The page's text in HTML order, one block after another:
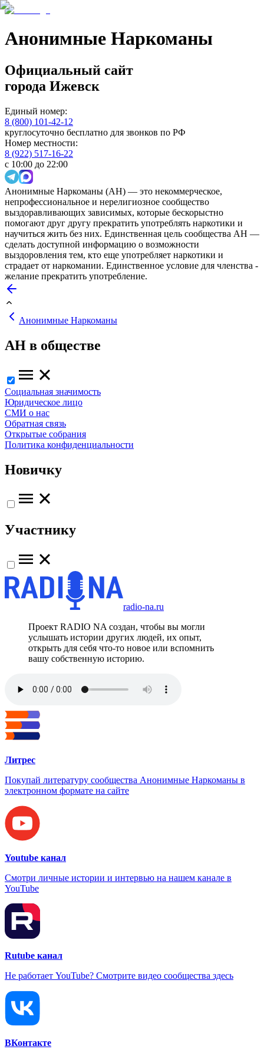
Анонимные Наркоманы
Официальный сайт
города Ижевск
Единый номер:
8 (800) 101-42-12
круглосуточно бесплатно для звонков по РФ
Номер местности:
8 (922) 517-16-22
с 10:00 до 22:00
Анонимные Наркоманы (АН) — это некоммерческое,
непрофессиональное и нерелигиозное сообщество
выздоравливающих зависимых, которые бескорыстно
помогают друг другу прекратить употреблять наркотики и
научиться жить без них. Единственная цель сообщества АН —
сделать доступной информацию о возможности
выздоровления тем, кто еще употребляет наркотики и
страдает от наркомании. Единственное условие для членства -
желание прекратить употребление.
Анонимные Наркоманы
АН в обществе
Социальная значимость
Юридическое лицо
СМИ о нас
Обратная связь
Открытые собрания
Политика конфиденциальности
Новичку
Участнику
radio-na.ru
Проект RADIO NA создан, чтобы вы могли
услышать истории других людей, их опыт,
открыть для себя что-то новое или вспомнить
вашу собственную историю.
Литрес
Покупай литературу сообщества Анонимные Наркоманы в
электронном формате на сайте
Youtube канал
Смотри личные истории и интервью на нашем канале в
YouTube
Rutube канал
Не работает YouTube? Смотрите видео сообщества здесь
ВКонтакте